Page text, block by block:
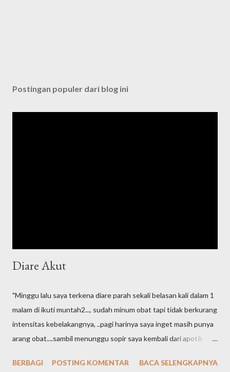
Postingan populer dari blog ini
Diare Akut
"Minggu lalu saya terkena diare parah sekali belasan kali dalam 1
malam di ikuti muntah2..., sudah minum obat tapi tidak berkurang
intensitas kebelakangnya, ..pagi harinya saya inget masih punya
arang obat....sambil menunggu sopir saya kembali dari apotik
ternyata...amazing...sembuh..tidak kebelakang lagi...dan obat dari
BERBAGI POSTING KOMENTAR BACA SELENGKAPNYA